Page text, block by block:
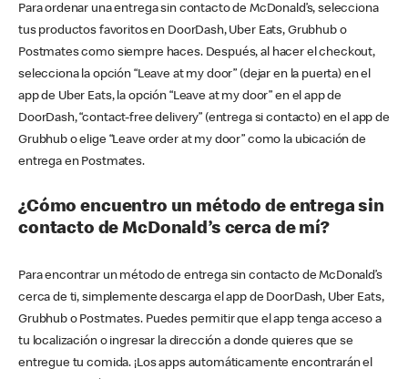
Para ordenar una entrega sin contacto de McDonald’s, selecciona
tus productos favoritos en DoorDash, Uber Eats, Grubhub o
Postmates como siempre haces. Después, al hacer el checkout,
selecciona la opción “Leave at my door” (dejar en la puerta) en el
app de Uber Eats, la opción “Leave at my door” en el app de
DoorDash, “contact-free delivery” (entrega si contacto) en el app de
Grubhub o elige “Leave order at my door” como la ubicación de
entrega en Postmates.
¿Cómo encuentro un método de entrega sin
contacto de McDonald’s cerca de mí?
Para encontrar un método de entrega sin contacto de McDonald’s
cerca de ti, simplemente descarga el app de DoorDash, Uber Eats,
Grubhub o Postmates. Puedes permitir que el app tenga acceso a
tu localización o ingresar la dirección a donde quieres que se
entregue tu comida. ¡Los apps automáticamente encontrarán el